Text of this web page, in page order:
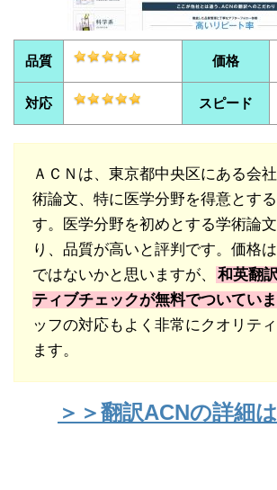
品質 価格
対応 スピード
ＡＣＮは、東京都中央区にある会
術論文、特に医学分野を得意とす
す。医学分野を初めとする学術論
り、品質が高いと評判です。価格
ではないかと思いますが、
和英翻
ティブチェックが無料でついていま
ッフの対応もよく非常にクオリテ
ます。
＞＞翻訳ACNの詳細